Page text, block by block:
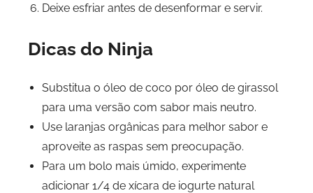
Deixe esfriar antes de desenformar e servir.
Dicas do Ninja
Substitua o óleo de coco por óleo de girassol
para uma versão com sabor mais neutro.
Use laranjas orgânicas para melhor sabor e
aproveite as raspas sem preocupação.
Para um bolo mais úmido, experimente
adicionar 1/4 de xícara de iogurte natural